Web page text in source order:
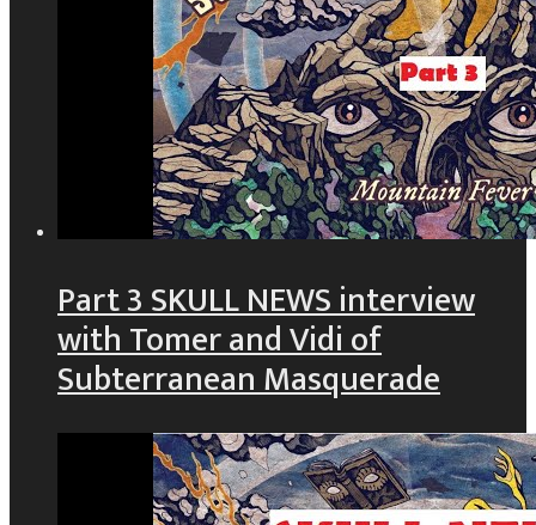
Part 3 SKULL NEWS interview
with Tomer and Vidi of
Subterranean Masquerade